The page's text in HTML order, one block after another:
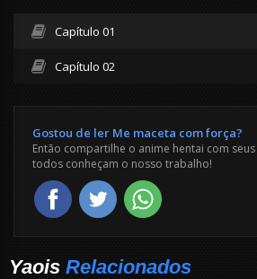
Capítulo 01
Capítulo 02
Gostou de ler Me maceta com força?
Então compartilhe o anime hentai com
todos conheçam o nosso trabalho!
Yaois Relacionados